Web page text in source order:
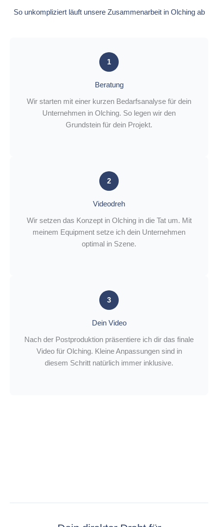
So unkompliziert läuft unsere Zusammenarbeit in Olching ab
1
Beratung
Wir starten mit einer kurzen Bedarfsanalyse für dein
Unternehmen in Olching. So legen wir den
Grundstein für dein Projekt.
2
Videodreh
Wir setzen das Konzept in Olching in die Tat um. Mit
meinem Equipment setze ich dein Unternehmen
optimal in Szene.
3
Dein Video
Nach der Postproduktion präsentiere ich dir das finale
Video für Olching. Kleine Anpassungen sind in
diesem Schritt natürlich immer inklusive.